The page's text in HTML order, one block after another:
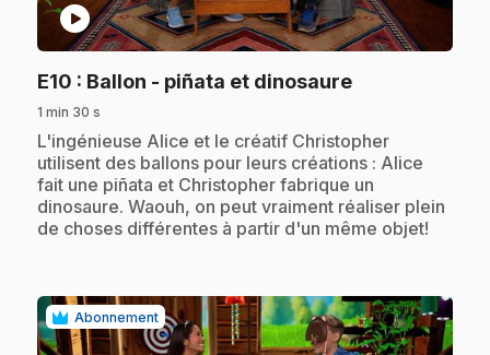
play_circle
E10 : Ballon - piñata et dinosaure.
1 min 30 s
.L'ingénieuse Alice et le créatif Christopher
utilisent des ballons pour leurs créations : Alice
fait une piñata et Christopher fabrique un
dinosaure. Waouh, on peut vraiment réaliser plein
de choses différentes à partir d'un même objet!
Abonnement